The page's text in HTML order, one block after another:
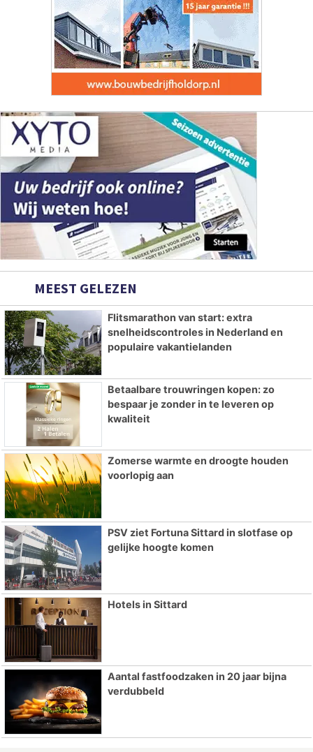
MEEST GELEZEN
Flitsmarathon van start: extra
snelheidscontroles in Nederland en
populaire vakantielanden
Betaalbare trouwringen kopen: zo
bespaar je zonder in te leveren op
kwaliteit
Zomerse warmte en droogte houden
voorlopig aan
PSV ziet Fortuna Sittard in slotfase op
gelijke hoogte komen
Hotels in Sittard
Aantal fastfoodzaken in 20 jaar bijna
verdubbeld